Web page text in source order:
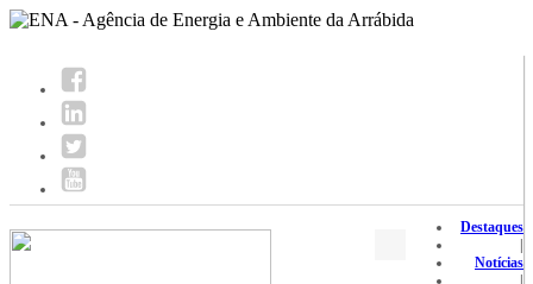
Destaques
Notícias